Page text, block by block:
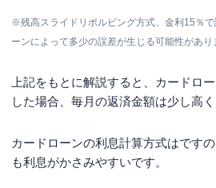
※残高スライドリボルビング方式、金利15％
ーンによって多少の誤差が生じる可能性があり
上記をもとに解説すると、カードロ
した場合、毎月の返済金額は少し高
カードローンの利息計算方式はです
も利息がかさみやすいです。